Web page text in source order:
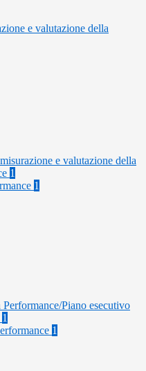
e valutazione della
e valutazione della
1
1
Performance/Piano esecutivo
1
1